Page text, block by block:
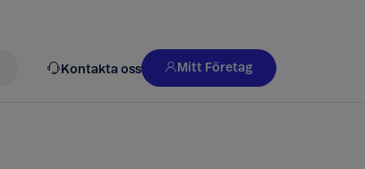
Kontakta oss Mitt Företag